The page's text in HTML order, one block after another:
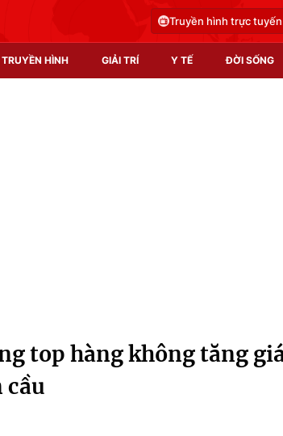
Truyền hình trực tuyến
TRUYỀN HÌNH GIẢI TRÍ Y TẾ ĐỜI SỐNG
Infographic
top hàng không tăng
cầu